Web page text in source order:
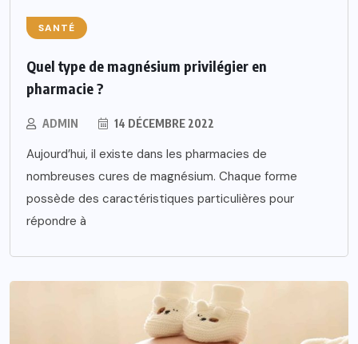
SANTÉ
Quel type de magnésium privilégier en
pharmacie ?
ADMIN 14 DÉCEMBRE 2022
Aujourd’hui, il existe dans les pharmacies de
nombreuses cures de magnésium. Chaque forme
possède des caractéristiques particulières pour
répondre à